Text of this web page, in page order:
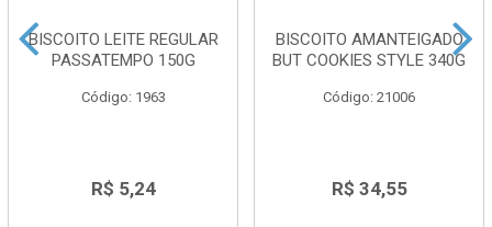
BISCOITO LEITE REGULAR
PASSATEMPO 150G
Código: 1963
R$ 5,24
BISCOITO AMANTEIGADO
BUT COOKIES STYLE 340G
Código: 21006
R$ 34,55